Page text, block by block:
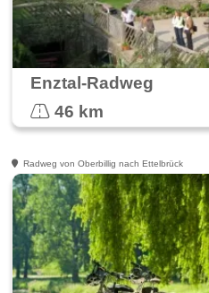
Enztal-Radweg
46 km
Radweg von Oberbillig nach Ettelbrück